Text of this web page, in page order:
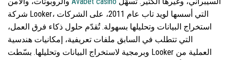
شركة Looker، التي أسسها لويد تاب عام 2011، على الشركات
استخراج البيانات وتحليلها بسهولة. تُقدّم حلول ذكاء فرق العمل،
التي تتطلب في السابق ملفات تعريفية، إمكانيات هندسية
وبرمجية لاستخراج البيانات وتحليلها. بسّطت Looker العملية من